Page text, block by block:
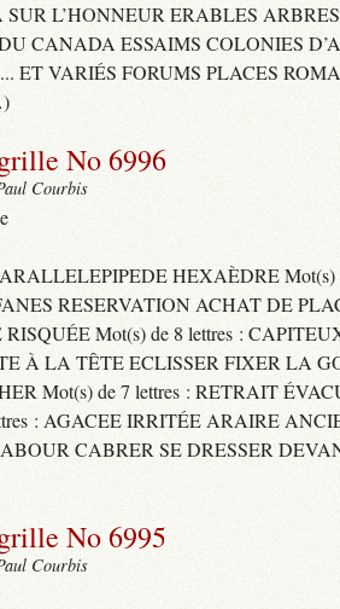
L’HONNEUR ERABLES ARBRES
CANADA ESSAIMS COLONIES
ET VARIÉS FORUMS PLACES
No 6996
Courbis
HEXAÈDRE Mot(s)
RESERVATION ACHAT DE
RISQUÉE Mot(s) de 8 lettres :
À LA TÊTE ECLISSER FIXER LA
Mot(s) de 7 lettres : RETRAIT
: AGACEE IRRITÉE ARAIRE
CABRER SE DRESSER
No 6995
Courbis